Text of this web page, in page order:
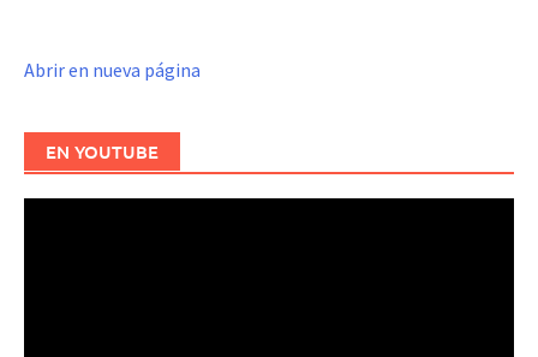
Abrir en nueva página
EN YOUTUBE